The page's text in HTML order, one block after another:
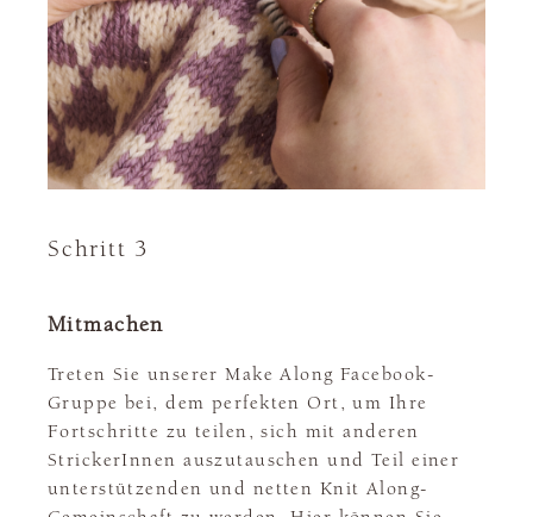
Schritt 3
Mitmachen
Treten Sie unserer Make Along Facebook-
Gruppe bei, dem perfekten Ort, um Ihre
Fortschritte zu teilen, sich mit anderen
StrickerInnen auszutauschen und Teil einer
unterstützenden und netten Knit Along-